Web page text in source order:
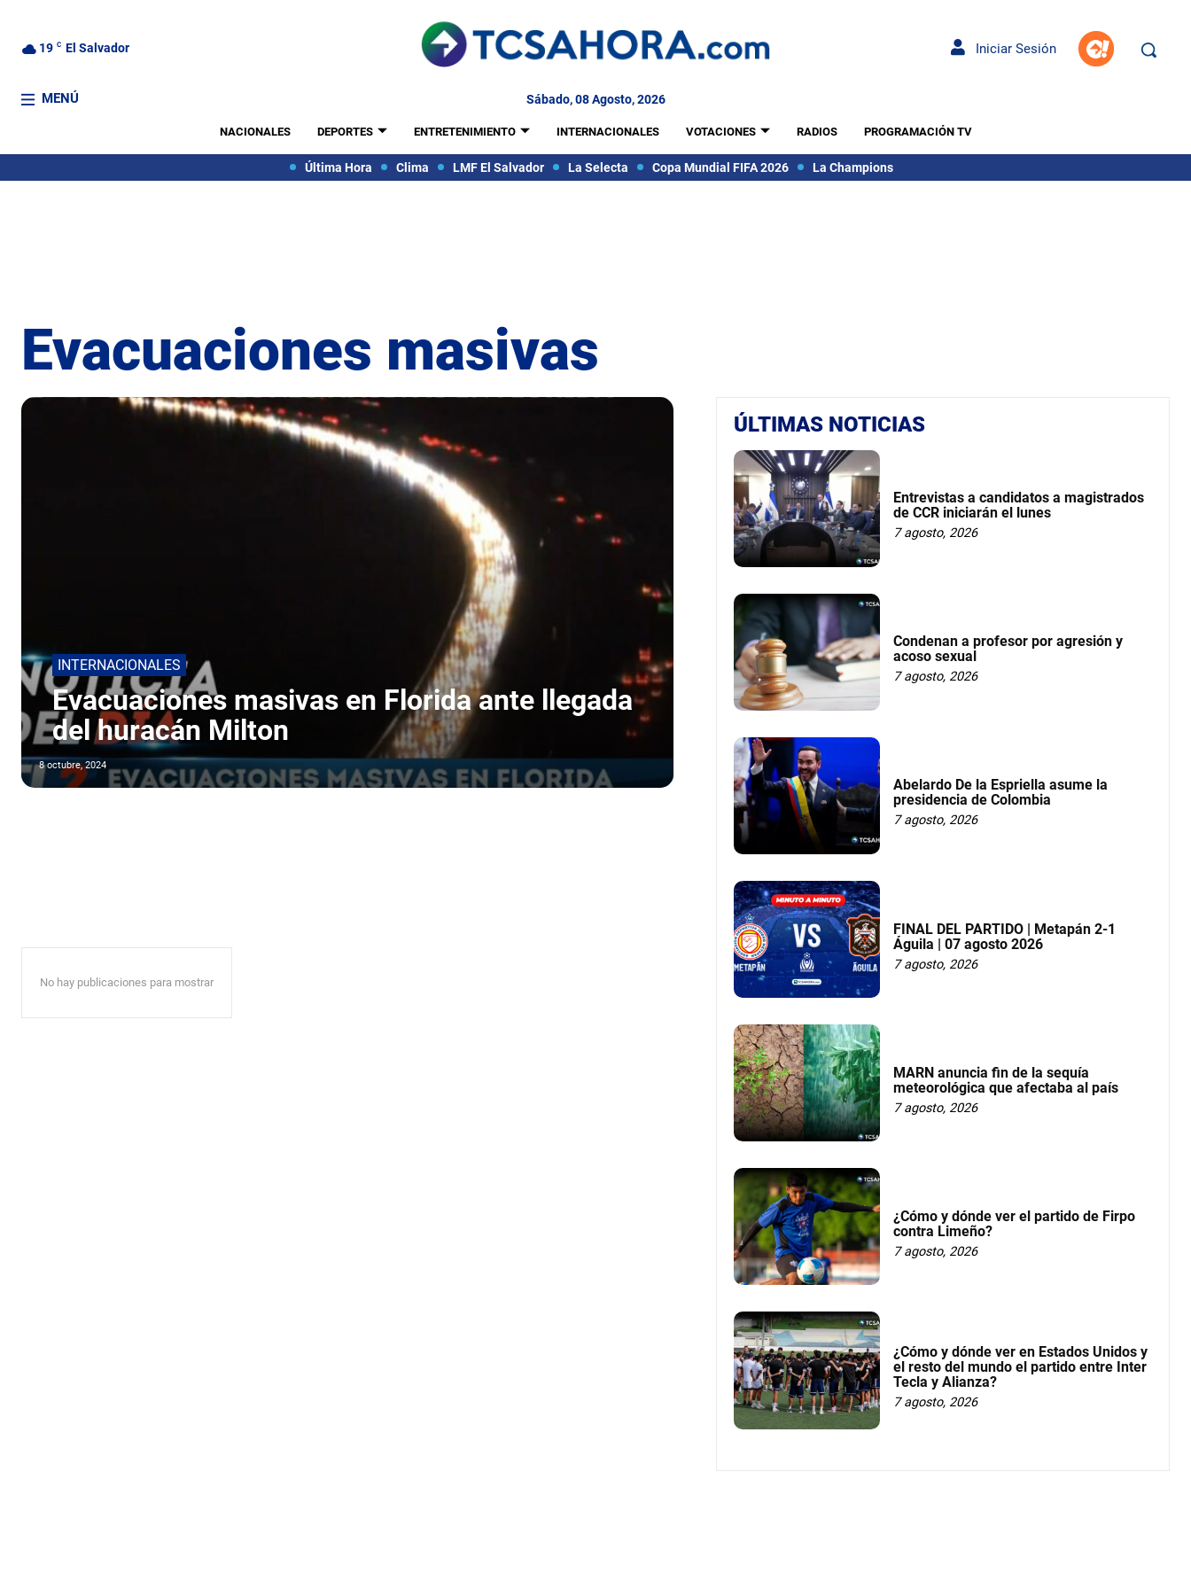
19 C El Salvador Iniciar Sesión
MENÚ Sábado, 08 Agosto, 2026
NACIONALES DEPORTES ENTRETENIMIENTO INTERNACIONALES VOTACIONES RADIOS PROGRAMACIÓN TV
Última Hora Clima LMF El Salvador La Selecta Copa Mundial FIFA 2026 La Champions
Evacuaciones masivas
INTERNACIONALES
Evacuaciones masivas en Florida ante llegada
del huracán Milton
8 octubre, 2024
No hay publicaciones para mostrar
ÚLTIMAS NOTICIAS
Entrevistas a candidatos a magistrados
de CCR iniciarán el lunes
7 agosto, 2026
Condenan a profesor por agresión y
acoso sexual
7 agosto, 2026
Abelardo De la Espriella asume la
presidencia de Colombia
7 agosto, 2026
FINAL DEL PARTIDO | Metapán 2-1
Águila | 07 agosto 2026
7 agosto, 2026
MARN anuncia fin de la sequía
meteorológica que afectaba al país
7 agosto, 2026
¿Cómo y dónde ver el partido de Firpo
contra Limeño?
7 agosto, 2026
¿Cómo y dónde ver en Estados Unidos y
el resto del mundo el partido entre Inter
Tecla y Alianza?
7 agosto, 2026